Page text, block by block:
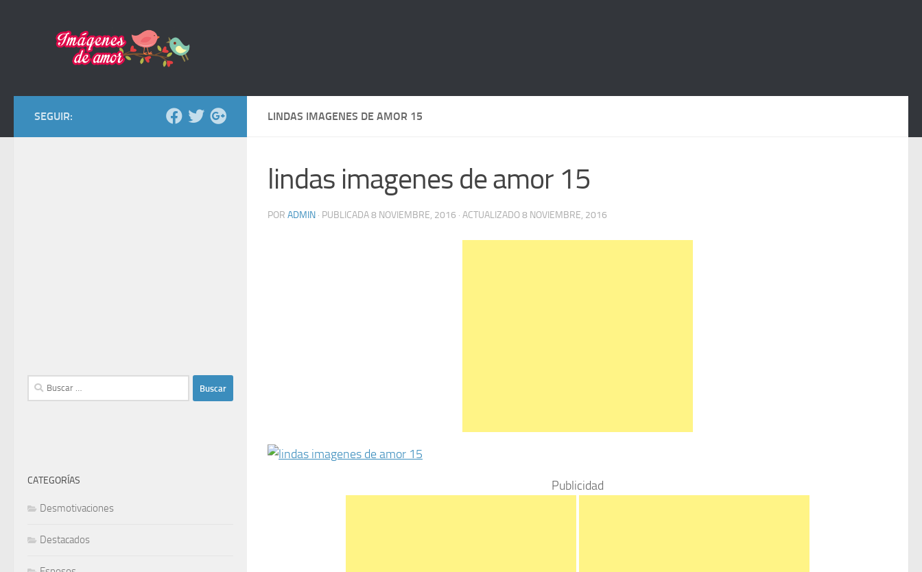
LINDAS IMAGENES DE AMOR 15
lindas imagenes de amor 15
POR ADMIN · PUBLICADA8 NOVIEMBRE, 2016 · ACTUALIZADO8 NOVIEMBRE, 2016
Publicidad
SEGUIR:
Buscar:
CATEGORÍAS
Desmotivaciones
Destacados